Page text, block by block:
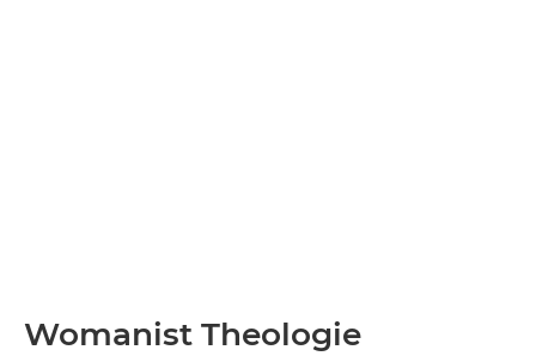
Womanist Theologie